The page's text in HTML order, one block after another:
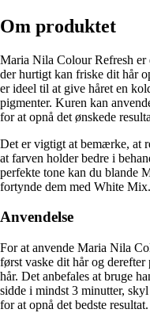
Om produktet
Maria Nila Colour Refresh er
der hurtigt kan friske dit hår
er ideel til at give håret en
pigmenter. Kuren kan
for at opnå det ønskede
Det er vigtigt at bemærke, at
at farven holder bedre i
perfekte tone kan du blande
fortynde dem med White Mix.
Anvendelse
For at anvende Maria Nila
først vaske dit hår og
hår. Det anbefales at bruge
sidde i mindst 3 minutter,
for at opnå det bedste resultat.